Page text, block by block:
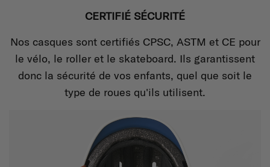
CERTIFIÉ SÉCURITÉ
Nos casques sont certifiés CPSC, ASTM et CE pour
le vélo, le roller et le skateboard. Ils garantissent
donc la sécurité de vos enfants, quel que soit le
type de roues qu'ils utilisent.